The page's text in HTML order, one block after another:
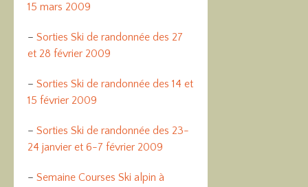
15 mars 2009
– Sorties Ski de randonnée des 27
et 28 février 2009
– Sorties Ski de randonnée des 14 et
15 février 2009
– Sorties Ski de randonnée des 23-
24 janvier et 6-7 février 2009
– Semaine Courses Ski alpin à